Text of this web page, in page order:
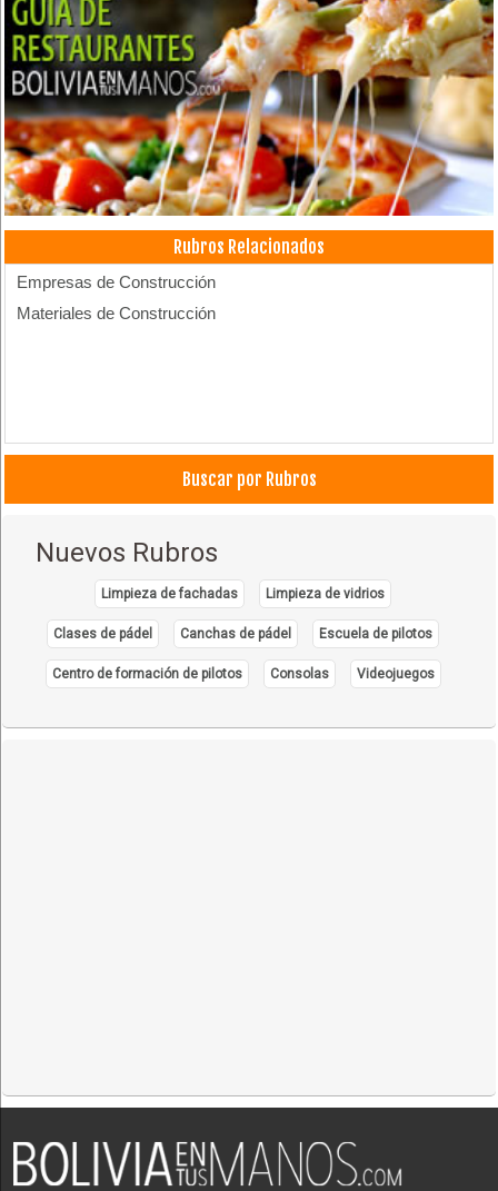
Rubros Relacionados
Empresas de Construcción
Materiales de Construcción
Buscar por Rubros
Nuevos Rubros
Limpieza de fachadas Limpieza de vidrios
Clases de pádel Canchas de pádel Escuela de pilotos
Centro de formación de pilotos Consolas Videojuegos